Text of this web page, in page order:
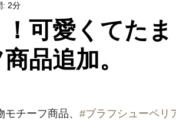
可愛くてた
品追加。
: 2分
チーフ商品、 #ブラフシューペリ